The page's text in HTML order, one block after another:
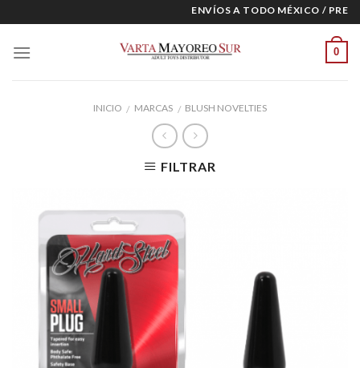
to
content
ENVÍOS A TODO MÉXICO /
0
INICIO / MARCAS / BLUSH NOVELTIES
FILTRAR